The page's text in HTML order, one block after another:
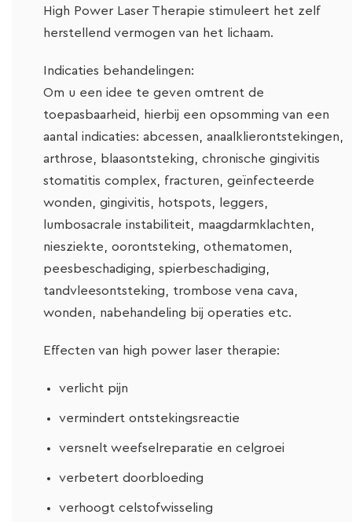
High Power Laser Therapie stimuleert het zelf
herstellend vermogen van het lichaam.
Indicaties behandelingen:
Om u een idee te geven omtrent de
toepasbaarheid, hierbij een opsomming van een
aantal indicaties: abcessen, anaalklierontstekingen,
arthrose, blaasontsteking, chronische gingivitis
stomatitis complex, fracturen, geïnfecteerde
wonden, gingivitis, hotspots, leggers,
lumbosacrale instabiliteit, maagdarmklachten,
niesziekte, oorontsteking, othematomen,
peesbeschadiging, spierbeschadiging,
tandvleesontsteking, trombose vena cava,
wonden, nabehandeling bij operaties etc.
Effecten van high power laser therapie:
verlicht pijn
vermindert ontstekingsreactie
versnelt weefselreparatie en celgroei
verbetert doorbloeding
verhoogt celstofwisseling